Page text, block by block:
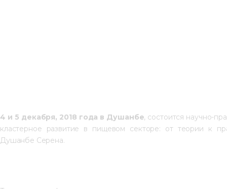
4 и 5 декабря, 2018 года в Душанбе, состоится научно-
кластерное развитие в пищевом секторе: от теории к
Душанбе Серена.